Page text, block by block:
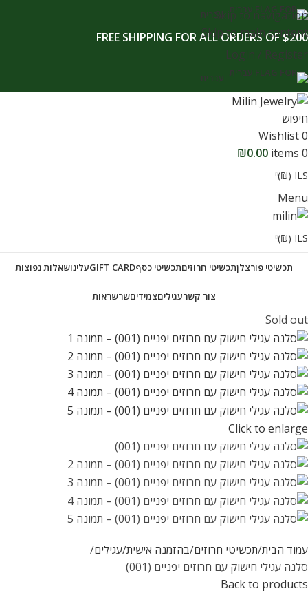
לתוכן
Skip to navigation
Skip to main content
עברית
FREE SHIPPING FOR ALL ORDERS OF $200
Login / Register
עברית
חיפוש
0
Wishlist
0
items
₪0.00
ILS (₪)
Menu
ILS (₪)
תכשיטי פורצלןתכשיטי חרוזיםתכשיטי כסףGIFT CARDעלינושאלות נפוצות
צור קשרעגיליםצמידיםשרשראות
Sold out
Click to enlarge
עמוד הבית תכשיטי חרוזים בהזמנה אישית עגילים
סלנה עגילי חישוק עם חרוזים יפניים (001)
Back to products